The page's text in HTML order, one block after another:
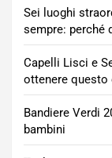
Sei luoghi
sempre: perché
Capelli Lisci e
ottenere questo
Bandiere Verdi
bambini